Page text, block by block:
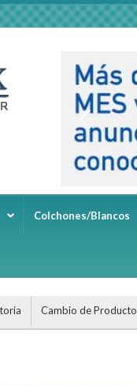
Colchones/Blancos
Cambio de Producto